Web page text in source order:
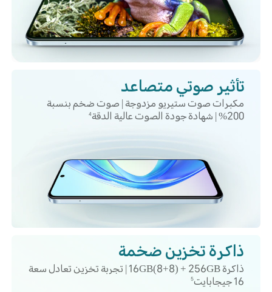
تأثير صوتي متصاعد
مكبرات صوت ستيريو مزدوجة | صوت ضخم بنسبة
200% | شهادة جودة الصوت عالية الدقة 4
ذاكرة تخزين ضخمة
ذاكرة 16GB(8+8) + 256GB | تجربة تخزين تعادل سعة
16 جيجابايت 5